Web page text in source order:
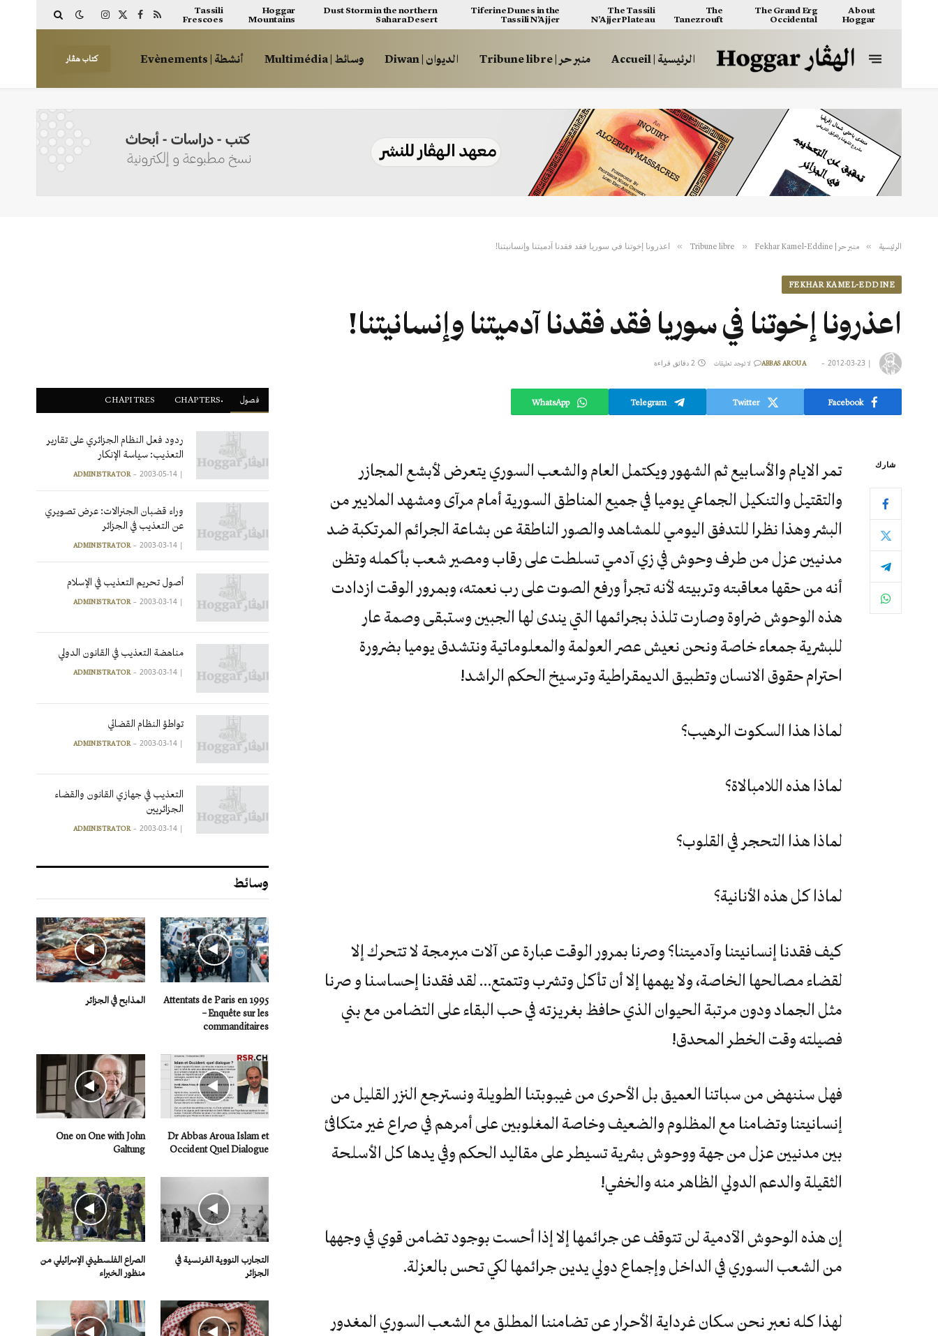
About
Hoggar
The Grand Erg
Occidental
The
Tanezrouft
The Tassili
N’Ajjer Plateau
Tiferine Dunes in the
Tassili N’Ajjer
Dust Storm in the northern
Sahara Desert
Hoggar
Mountains
Tassili
Frescoes
RSS
Facebook
X
Instagram
الرئيسية | Accueil منبر حر | Tribune libre الديوان | Diwan وسائط | Multimédia أنشطة | Evènements كتاب هڤار
الرئيسية » منبر حر | Tribune libre » Fekhar Kamel-Eddine
» اعذرونا إخوتنا في سوريا فقد فقدنا آدميتنا وإنسانيتنا!
FEKHAR KAMEL-EDDINE
اعذرونا إخوتنا في سوريا فقد فقدنا آدميتنا وإنسانيتنا!
|
ABBAS AROUA 2012-03-23 لا توجد تعليقات 2 دقائق قراءة
Facebook
Twitter
Telegram
WhatsApp
شارك
تمر الايام والأسابيع ثم الشهور ويكتمل العام والشعب السوري يتعرض لأبشع المجازر
والتقتيل والتنكيل الجماعي يوميا في جميع المناطق السورية أمام مرآى ومشهد الملايير من
البشر وهذا نظرا للتدفق اليومي للمشاهد والصور الناطقة عن بشاعة الجرائم المرتكبة ضد
مدنيين عزل من طرف وحوش في زي آدمي تسلطت على رقاب ومصير شعب بأكمله وتظن
أنه من حقها معاقبته وتربيته لأنه تجرأ ورفع الصوت على رب نعمته، وبمرور الوقت ازدادت
هذه الوحوش ضراوة وصارت تلذذ بجرائمها التي يندى لها الجبين وستبقى وصمة عار
للبشرية جمعاء خاصة ونحن نعيش عصر العولمة والمعلوماتية ونتشدق يوميا بضرورة
احترام حقوق الانسان وتطبيق الديمقراطية وترسيخ الحكم الراشد!
لماذا هذا السكوت الرهيب؟
لماذا هذه اللامبالاة؟
لماذا هذا التحجر في القلوب؟
لماذا كل هذه الأنانية؟
كيف فقدنا إنسانيتنا وآدميتنا؟ وصرنا بمرور الوقت عبارة عن آلات مبرمجة لا تتحرك إلا
لقضاء مصالحها الخاصة، ولا يهمها إلا أن تأكل وتشرب وتتمتع… لقد فقدنا إحساسنا و صرنا
مثل الجماد ودون مرتبة الحيوان الذي حافظ بغريزته في حب البقاء على التضامن مع بني
فصيلته وقت الخطر المحدق!
فهل سننهض من سباتنا العميق بل الأحرى من غيبوبتنا الطويلة ونسترجع النزر القليل من
إنسانيتنا وتضامنا مع المظلوم والضعيف وخاصة المغلوبين على أمرهم في صراع غير متكافئ
بين مدنيين عزل من جهة ووحوش بشرية تسيطر على مقاليد الحكم وفي يدها كل الأسلحة
الثقيلة والدعم الدولي الظاهر منه والخفي!
إن هذه الوحوش الآدمية لن تتوقف عن جرائمها إلا إذا أحست بوجود تضامن قوي في وجهها
من الشعب السوري في الداخل وإجماع دولي يدين جرائمها لكي تحس بالعزلة.
لهذا كله نعبر نحن سكان غرداية الأحرار عن تضامننا المطلق مع الشعب السوري المغدور
فصول CHAPITRES
ردود فعل النظام الجزائري على تقارير
التعذيب: سياسة الإنكار
|
ADMINISTRATOR 2003-05-14
وراء قضبان الجنرالات: عرض تصويري
عن التعذيب في الجزائر
|
ADMINISTRATOR 2003-03-14
أصول تحريم التعذيب في الإسلام
|
ADMINISTRATOR 2003-03-14
مناهضة التعذيب في القانون الدولي
|
ADMINISTRATOR 2003-03-14
تواطؤ النظام القضائي
|
ADMINISTRATOR 2003-03-14
التعذيب في جهازي القانون والقضاء
الجزائريين
|
ADMINISTRATOR 2003-03-14
وسائط
Attentats de Paris en 1995
– Enquête sur les
commanditaires
المذابح في الجزائر
Dr Abbas Aroua Islam et
Occident Quel Dialogue
One on One with John
Galtung
التجارب النووية الفرنسية في
الجزائر
الصراع الفلسطيني الإسرائيلي من
منظور الخبراء